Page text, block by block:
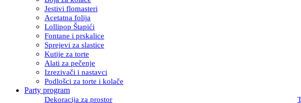
Jestivi flomasteri
Acetatna folija
Lollipop Štapići
Fontane i prskalice
Sprejevi za slastice
Kutije za torte
Alati za pečenje
Izrezivači i nastavci
Podlošci za torte i kolače
Party program
Dekoracija za prostor